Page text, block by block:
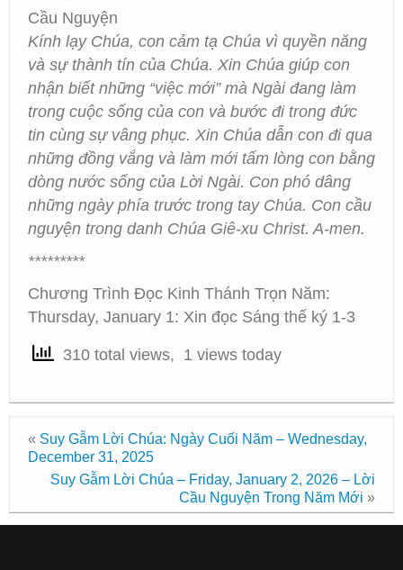
Cầu Nguyện
Kính lạy Chúa, con cảm tạ Chúa vì quyền năng
và sự thành tín của Chúa. Xin Chúa giúp con
nhận biết những “việc mới” mà Ngài đang làm
trong cuộc sống của con và bước đi trong đức
tin cùng sự vâng phục. Xin Chúa dẫn con đi qua
những đồng vắng và làm mới tấm lòng con bằng
dòng nước sống của Lời Ngài. Con phó dâng
những ngày phía trước trong tay Chúa. Con cầu
nguyện trong danh Chúa Giê-xu Christ. A-men.
*********
Chương Trình Đọc Kinh Thánh Trọn Năm:
Thursday, January 1: Xin đọc Sáng thế ký 1-3
310 total views, 1 views today
« Suy Gẫm Lời Chúa: Ngày Cuối Năm – Wednesday,
December 31, 2025
Suy Gẫm Lời Chúa – Friday, January 2, 2026 – Lời
Cầu Nguyện Trong Năm Mới »